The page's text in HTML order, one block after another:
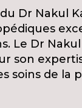
Dr Nakul
Le Dr
son
soins de la